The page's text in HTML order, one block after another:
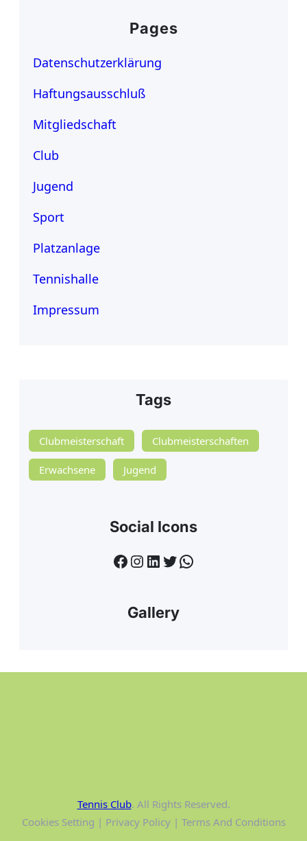
Pages
Datenschutzerklärung
Haftungsausschluß
Mitgliedschaft
Club
Jugend
Sport
Platzanlage
Tennishalle
Impressum
Tags
Clubmeisterschaft Clubmeisterschaften
Erwachsene Jugend
Social Icons
Facebook InstagramLinkedIn Twitter WhatsApp
Gallery
Tennis Club. All Rights Reserved.
Cookies Setting | Privacy Policy | Terms And Conditions